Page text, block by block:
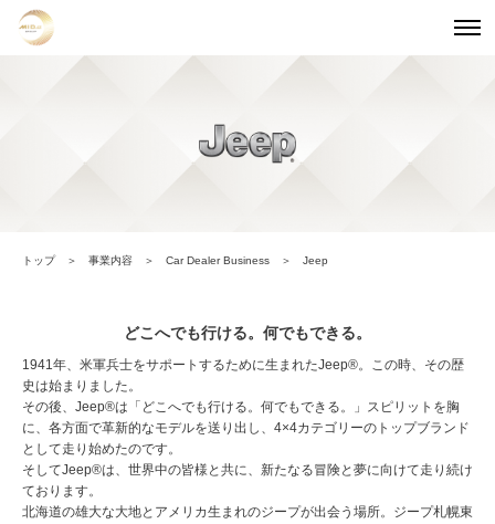
トップ 事業内容 Car Dealer Business Jeep
どこへでも行ける。何でもできる。
1941年、米軍兵士をサポートするために生まれたJeep®。この時、その歴
史は始まりました。
その後、Jeep®は「どこへでも行ける。何でもできる。」スピリットを胸
に、各方面で革新的なモデルを送り出し、4×4カテゴリーのトップブランド
として走り始めたのです。
そしてJeep®は、世界中の皆様と共に、新たなる冒険と夢に向けて走り続け
ております。
北海道の雄大な大地とアメリカ生まれのジープが出会う場所。ジープ札幌東